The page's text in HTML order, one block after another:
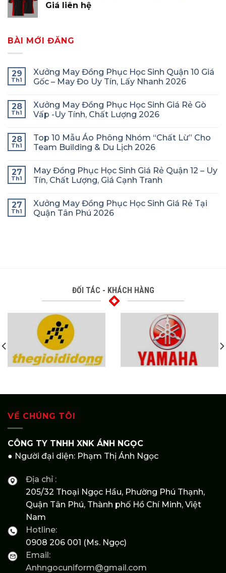
Giá liên hệ
BÀI MỚI ĐĂNG
29
Th1
Xưởng May Đồng Phục Học Sinh Quận 10 Giá
Gốc – May Đo Uy Tín, Lấy Nhanh 2026
28
Th1
Xưởng May Đồng Phục Học Sinh Giá Rẻ Gò
Vấp -Uy Tính, Chất Lượng 2026
28
Th1
Top 10 Mẫu Áo Phông Nhóm “Chất Lừ” Cho
Team Building & Du Lịch 2026
27
Th1
May Đồng Phục Học Sinh Giá Rẻ Quận 12 – Uy
Tín, Chất Lượng, Giá Cạnh Tranh
27
Th1
Xưởng May Đồng Phục Học Sinh Giá Rẻ Tại
Quận Tân Phú 2026
ĐỐI TÁC - KHÁCH HÀNG
VỀ CHÚNG TÔI
CÔNG TY TNHH XNK ÁNH NGỌC
● Người đại diện: Phạm Thị Ánh Ngọc
Địa chỉ :
205/32 Thoại Ngọc Hầu, Phường Phú Thạnh,
Quận Tân Phú, Thành phố Hồ Chí Minh, Việt
Nam
Hotline:
0908 206 001 (Ms. Ngọc)
Email:
Anhngocuniform@gmail.com